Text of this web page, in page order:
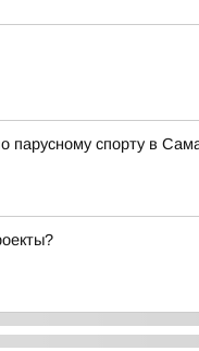
парусному спорту в